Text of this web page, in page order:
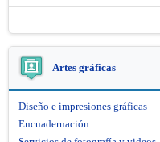
Artes gráficas
Diseño e impresiones gráficas
Encuadernación